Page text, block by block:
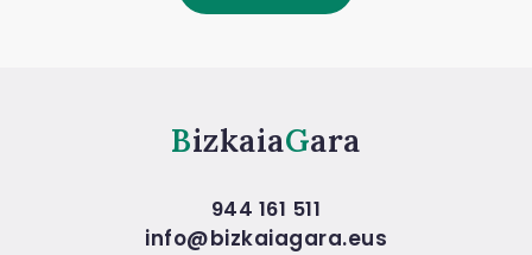
Bizkaia Gara
944 161 511
info@bizkaiagara.eus